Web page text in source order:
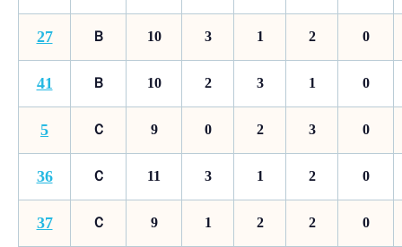
27 Ｂ 10 3 1 2 0
41 Ｂ 10 2 3 1 0
5 Ｃ 9 0 2 3 0
36 Ｃ 11 3 1 2 0
37 Ｃ 9 1 2 2 0